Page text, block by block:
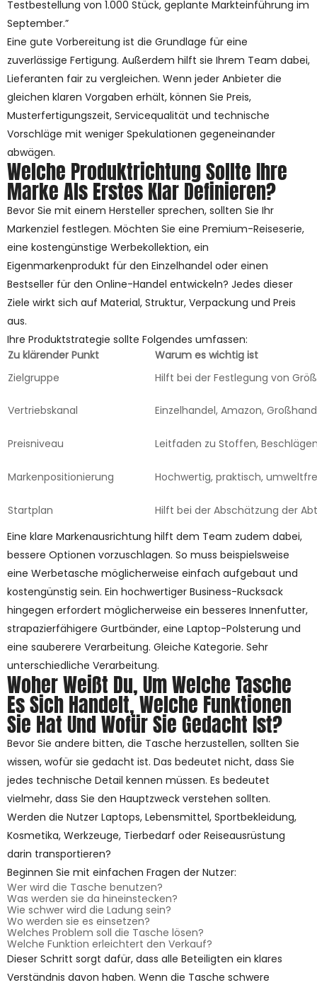
Testbestellung von 1.000 Stück, geplante Markteinführung im
September.”
Eine gute Vorbereitung ist die Grundlage für eine
zuverlässige Fertigung. Außerdem hilft sie Ihrem Team dabei,
Lieferanten fair zu vergleichen. Wenn jeder Anbieter die
gleichen klaren Vorgaben erhält, können Sie Preis,
Musterfertigungszeit, Servicequalität und technische
Vorschläge mit weniger Spekulationen gegeneinander
abwägen.
Welche Produktrichtung Sollte Ihre
Marke Als Erstes Klar Definieren?
Bevor Sie mit einem Hersteller sprechen, sollten Sie Ihr
Markenziel festlegen. Möchten Sie eine Premium-Reiseserie,
eine kostengünstige Werbekollektion, ein
Eigenmarkenprodukt für den Einzelhandel oder einen
Bestseller für den Online-Handel entwickeln? Jedes dieser
Ziele wirkt sich auf Material, Struktur, Verpackung und Preis
aus.
Ihre Produktstrategie sollte Folgendes umfassen:
Zu klärender Punkt
Warum es wichtig ist
Zielgruppe
Hilft bei der Festlegung von
Vertriebskanal Einzelhandel, Amazon,
Preisniveau Leitfaden zu Stoffen,
Markenpositionierung Hochwertig, praktisch,
Startplan
Hilft bei der Abschätzung der
Eine klare Markenausrichtung hilft dem Team zudem dabei,
bessere Optionen vorzuschlagen. So muss beispielsweise
eine Werbetasche möglicherweise einfach aufgebaut und
kostengünstig sein. Ein hochwertiger Business-Rucksack
hingegen erfordert möglicherweise ein besseres Innenfutter,
strapazierfähigere Gurtbänder, eine Laptop-Polsterung und
eine sauberere Verarbeitung. Gleiche Kategorie. Sehr
unterschiedliche Verarbeitung.
Woher Weißt Du, Um Welche Tasche
Es Sich Handelt, Welche Funktionen
Sie Hat Und Wofür Sie Gedacht Ist?
Bevor Sie andere bitten, die Tasche herzustellen, sollten Sie
wissen, wofür sie gedacht ist. Das bedeutet nicht, dass Sie
jedes technische Detail kennen müssen. Es bedeutet
vielmehr, dass Sie den Hauptzweck verstehen sollten.
Werden die Nutzer Laptops, Lebensmittel, Sportbekleidung,
Kosmetika, Werkzeuge, Tierbedarf oder Reiseausrüstung
darin transportieren?
Beginnen Sie mit einfachen Fragen der Nutzer:
Wer wird die Tasche benutzen?
Was werden sie da hineinstecken?
Wie schwer wird die Ladung sein?
Wo werden sie es einsetzen?
Welches Problem soll die Tasche lösen?
Welche Funktion erleichtert den Verkauf?
Dieser Schritt sorgt dafür, dass alle Beteiligten ein klares
Verständnis davon haben. Wenn die Tasche schwere